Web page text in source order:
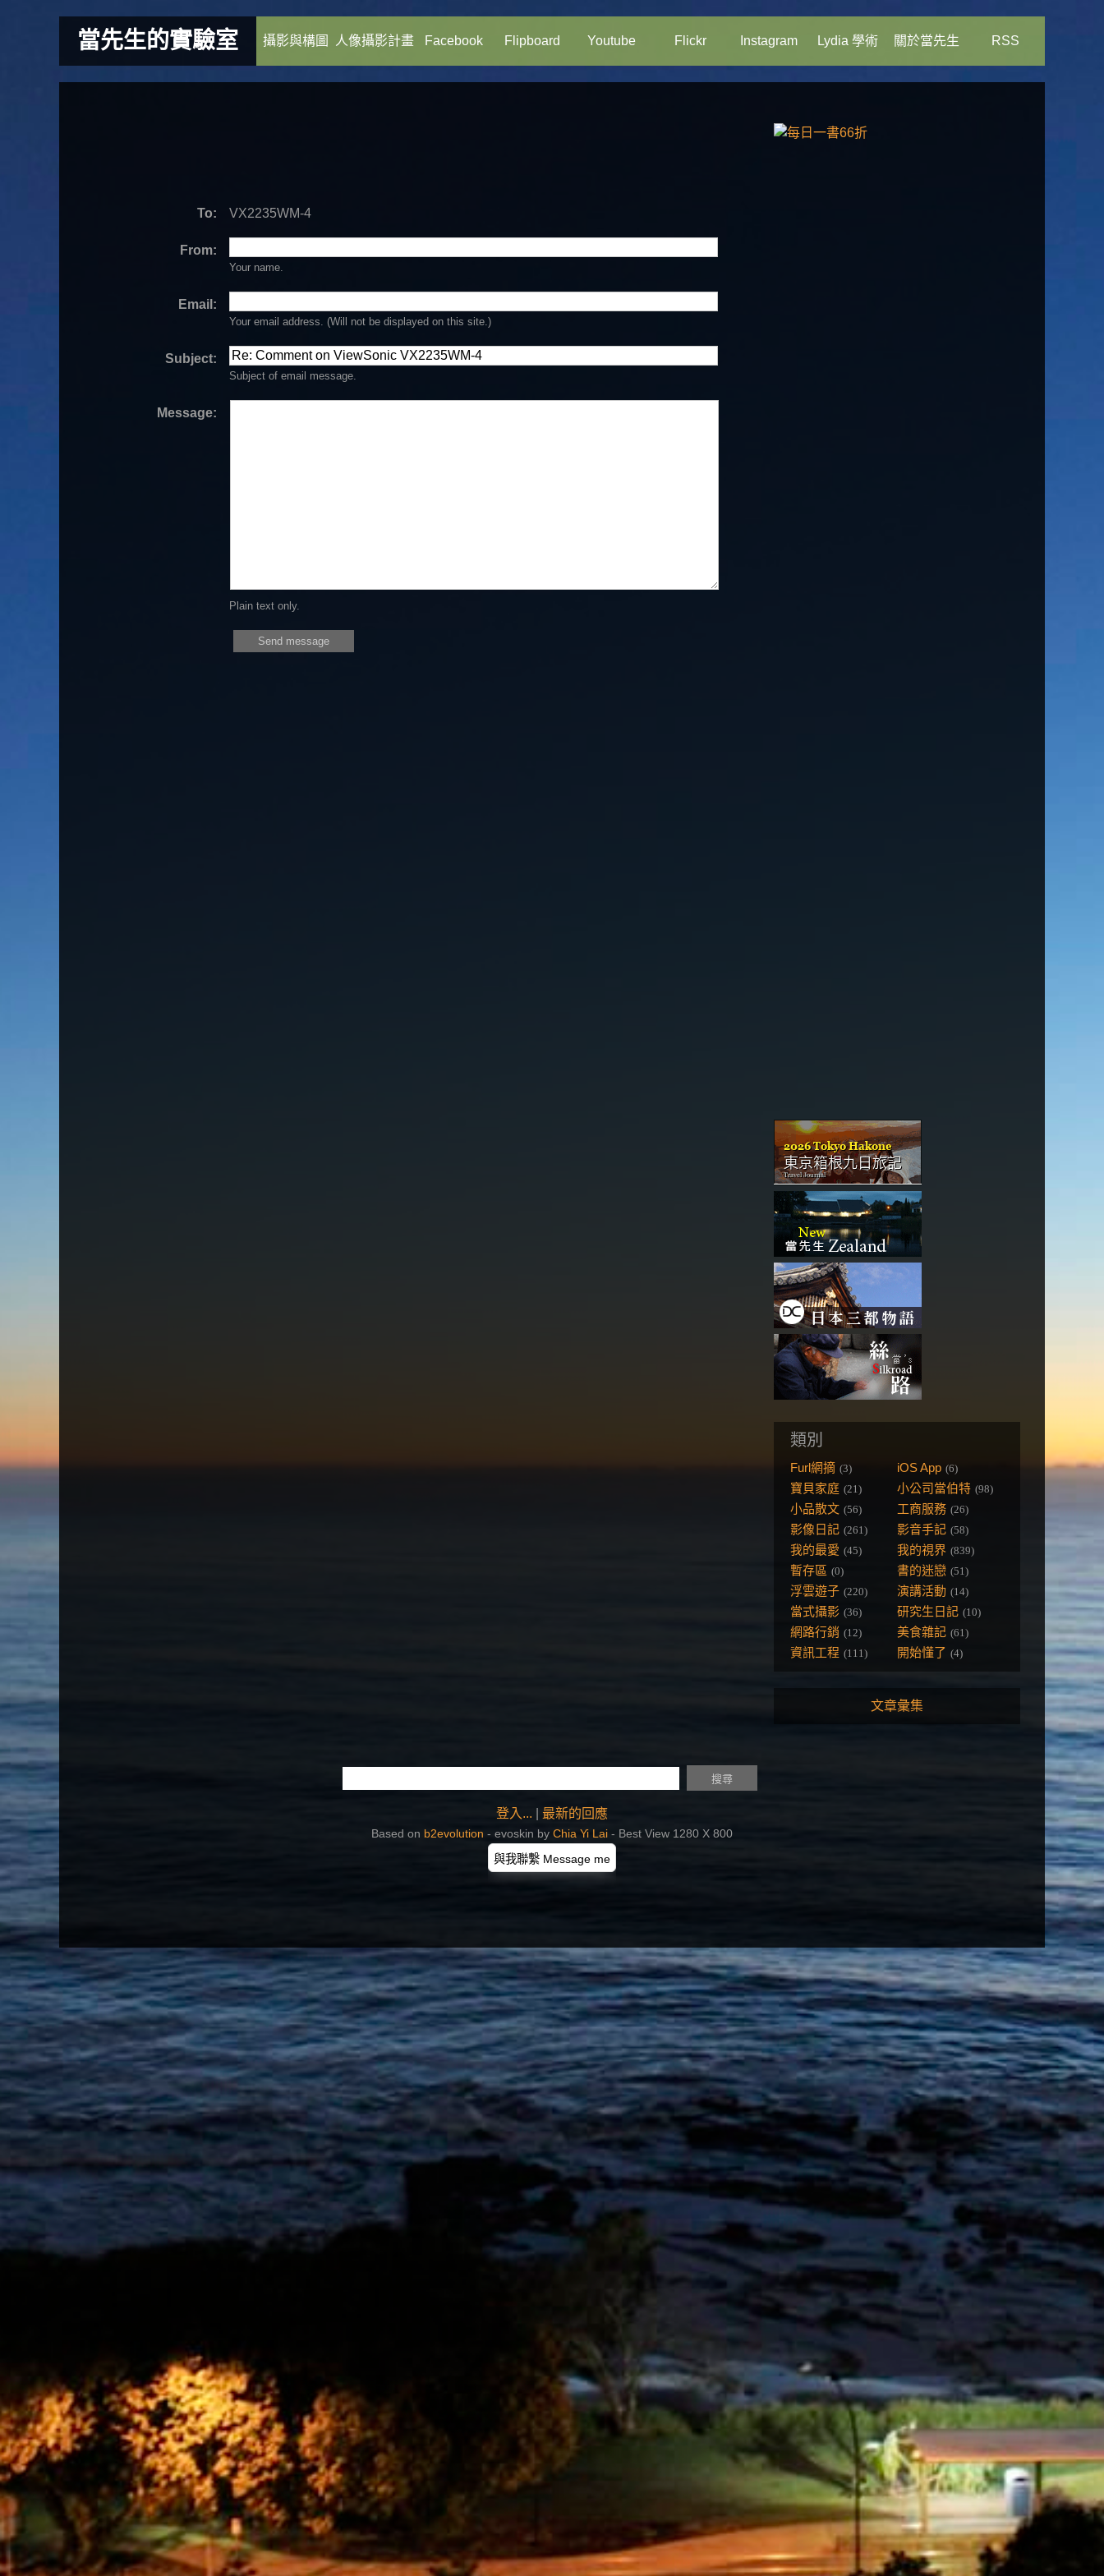
當先生的實驗室 攝影與構圖 人像攝影計畫 Facebook Flipboard Youtube Flickr Instagram Lydia 學術 關於當先生 RSS
To: VX2235WM-4
From:
Your name.
Email:
Your email address. (Will not be displayed on this site.)
Subject:
Subject of email message.
Message:
Plain text only.
類別
Furl網摘 (3) iOS App (6)
寶貝家庭 (21) 小公司當伯特 (98)
小品散文 (56) 工商服務 (26)
影像日記 (261) 影音手記 (58)
我的最愛 (45) 我的視界 (839)
暫存區 (0) 書的迷戀 (51)
浮雲遊子 (220) 演講活動 (14)
當式攝影 (36) 研究生日記 (10)
網路行銷 (12) 美食雜記 (61)
資訊工程 (111) 開始懂了 (4)
文章彙集
登入... 最新的回應
Based on b2evolution - evoskin by Chia Yi Lai - Best View 1280 X 800
與我聯繫 Message me